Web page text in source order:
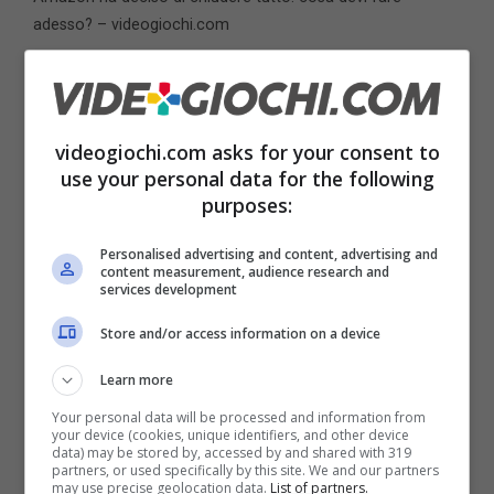
adesso? – videogiochi.com
Ma a febbraio l’unica informazione era che la
prima della fine dell’anno. Adesso sappiamo
invece che la chiusura definitiva avverrà
data da Amazon, è che la chiusura
dell’Appstore dedicato alle versioni Android
delle app serve a concentrare l’attenzione
degli sviluppatorinei luoghi virtuali in cui la
videogiochi.com asks for your consent to
use your personal data for the following
purposes:
Personalised advertising and content, advertising and
content measurement, audience research and
services development
Store and/or access information on a device
Learn more
Your personal data will be processed and information from
your device (cookies, unique identifiers, and other device
data) may be stored by, accessed by and shared with 319
partners, or used specifically by this site. We and our partners
may use precise geolocation data. List of partners.